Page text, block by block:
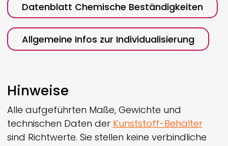
Datenblatt Chemische Beständigkeiten
Allgemeine Infos zur Individualisierung
Hinweise
Alle aufgeführten Maße, Gewichte und
technischen Daten der Kunststoff-Behälter
sind Richtwerte. Sie stellen keine verbindliche